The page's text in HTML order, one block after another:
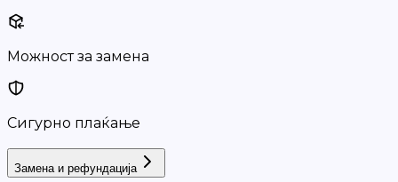
Можност за замена
Сигурно плаќање
Замена и рефундација